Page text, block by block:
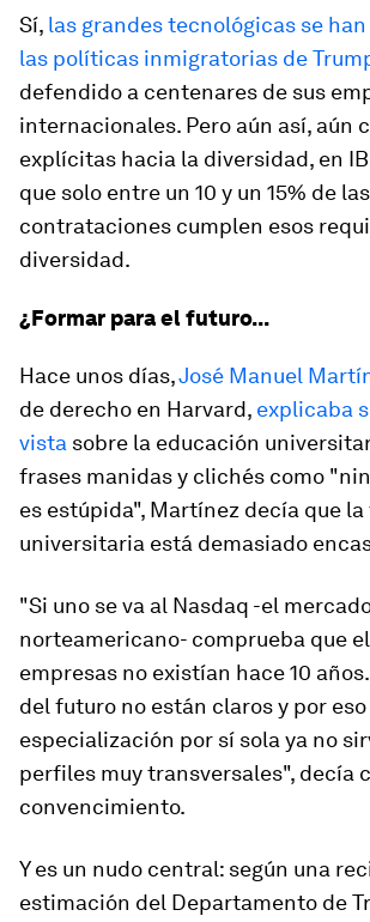
Sí, las grandes tecnológicas se
las políticas inmigratorias de
defendido a centenares de sus
internacionales. Pero aún así, aún
explícitas hacia la diversidad, en
que solo entre un 10 y un 15% de
contrataciones cumplen esos
diversidad.
¿Formar para el futuro...
Hace unos días,José Manuel
de derecho en Harvard, explicaba
vista sobre la educación
frases manidas y clichés como
es estúpida", Martínez decía que
universitaria está demasiado
"Si uno se va al Nasdaq -el
norteamericano- comprueba que
empresas no existían hace 10
del futuro no están claros y por
especialización por sí sola ya no
perfiles muy transversales", decía
convencimiento.
Y es un nudo central: según una
estimación del Departamento de